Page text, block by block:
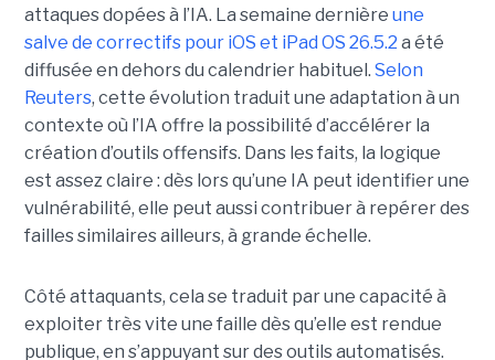
attaques dopées à l’IA. La semaine dernière une
salve de correctifs pour iOS et iPad OS 26.5.2 a été
diffusée en dehors du calendrier habituel. Selon
Reuters, cette évolution traduit une adaptation à un
contexte où l’IA offre la possibilité d’accélérer la
création d’outils offensifs. Dans les faits, la logique
est assez claire : dès lors qu’une IA peut identifier une
vulnérabilité, elle peut aussi contribuer à repérer des
failles similaires ailleurs, à grande échelle.
Côté attaquants, cela se traduit par une capacité à
exploiter très vite une faille dès qu’elle est rendue
publique, en s’appuyant sur des outils automatisés.